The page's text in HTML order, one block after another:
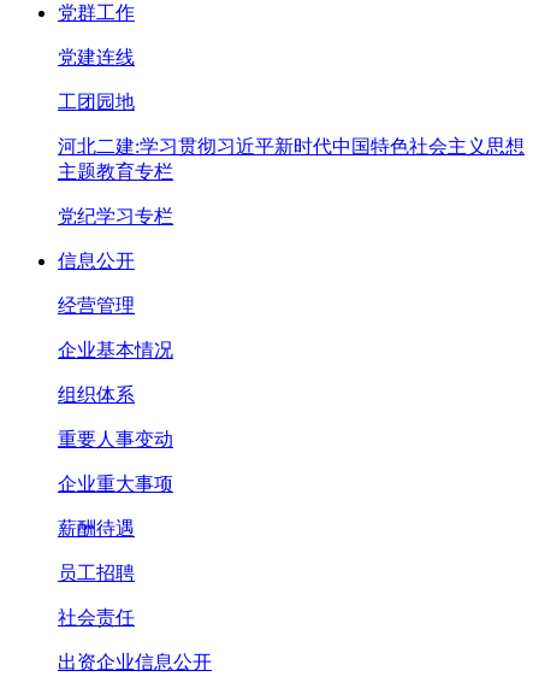
党群工作
党建连线
工团园地
河北二建:学习贯彻习近平新时代中国特色社会主义思想
主题教育专栏
党纪学习专栏
信息公开
经营管理
企业基本情况
组织体系
重要人事变动
企业重大事项
薪酬待遇
员工招聘
社会责任
出资企业信息公开